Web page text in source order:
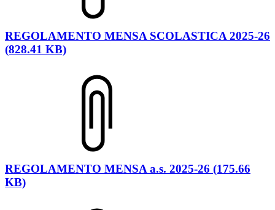
REGOLAMENTO MENSA SCOLASTICA 2025-26
(828.41 KB)
REGOLAMENTO MENSA a.s. 2025-26 (175.66
KB)